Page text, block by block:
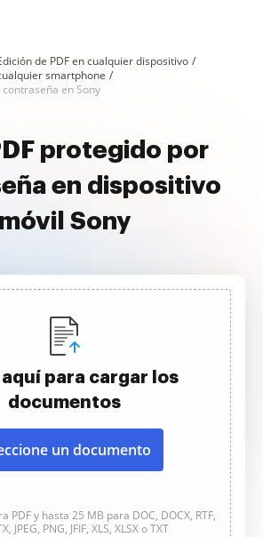
de PDF en cualquier dispositivo
smartphone
en Sony
protegido por
en dispositivo
móvil Sony
aquí para cargar los
documentos
un documento
PDF y hasta 25 MB para DOC, DOCX, RTF,
JPEG, PNG, JFIF, XLS, XLSX o TXT